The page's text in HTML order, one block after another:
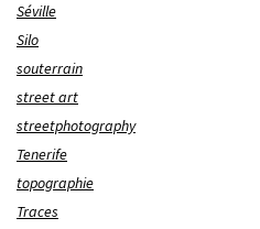
Séville
Silo
souterrain
street art
streetphotography
Tenerife
topographie
Traces